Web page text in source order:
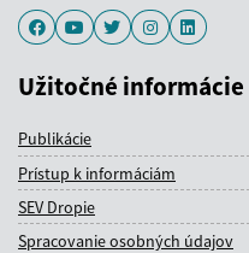
FacebookYoutubeTwitterInstagramLinkedIn
Užitočné informácie
Publikácie
Prístup k informáciám
SEV Dropie
Spracovanie osobných údajov